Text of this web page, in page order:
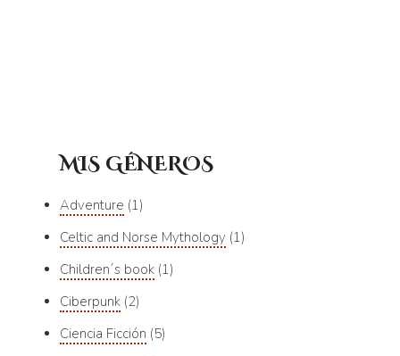
MIS GÉNEROS
Adventure 1
Celtic and Norse Mythology 1
Children´s book 1
Ciberpunk 2
Ciencia Ficción 5